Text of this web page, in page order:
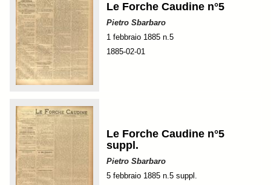
Le Forche Caudine n°5
Pietro Sbarbaro
1 febbraio 1885 n.5
1885-02-01
Le Forche Caudine n°5
suppl.
Pietro Sbarbaro
5 febbraio 1885 n.5 suppl.